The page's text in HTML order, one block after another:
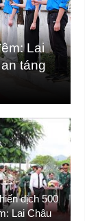
Lai
táng
dịch 500
Lai Châu